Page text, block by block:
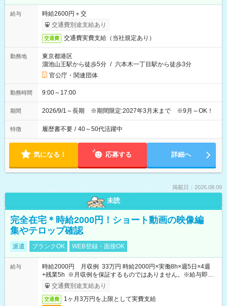
給与
時給2600円＋交
交通費別途支給あり
交通費 交通費実費支給（当社規定あり）
勤務地
東京都港区
溜池山王駅から徒歩5分 / 六本木一丁目駅から徒歩3分
官公庁・関連団体
勤務時間 9:00～17:00
期間 2026/9/1～長期 ※期間限定:2027年3月末まで ※9月～OK！
特徴 履歴書不要 / 40～50代活躍中
気になる！ 応募する 詳細へ
掲載日：2026.08.09
未読
完全在宅＊時給2000円！ショート動画の映像編
集やテロップ確認
派遣 ブランクOK WEB登録・面接OK
給与
時給2000円 月収例 33万円 時給2000円×実働8h×週5日×4週
+残業5h ※月収例を保証するものではありません。※給与即受
取りサービス利用可（利用条件有）
交通費別途支給あり
交通費
1ヶ月3万円を上限として実費支給